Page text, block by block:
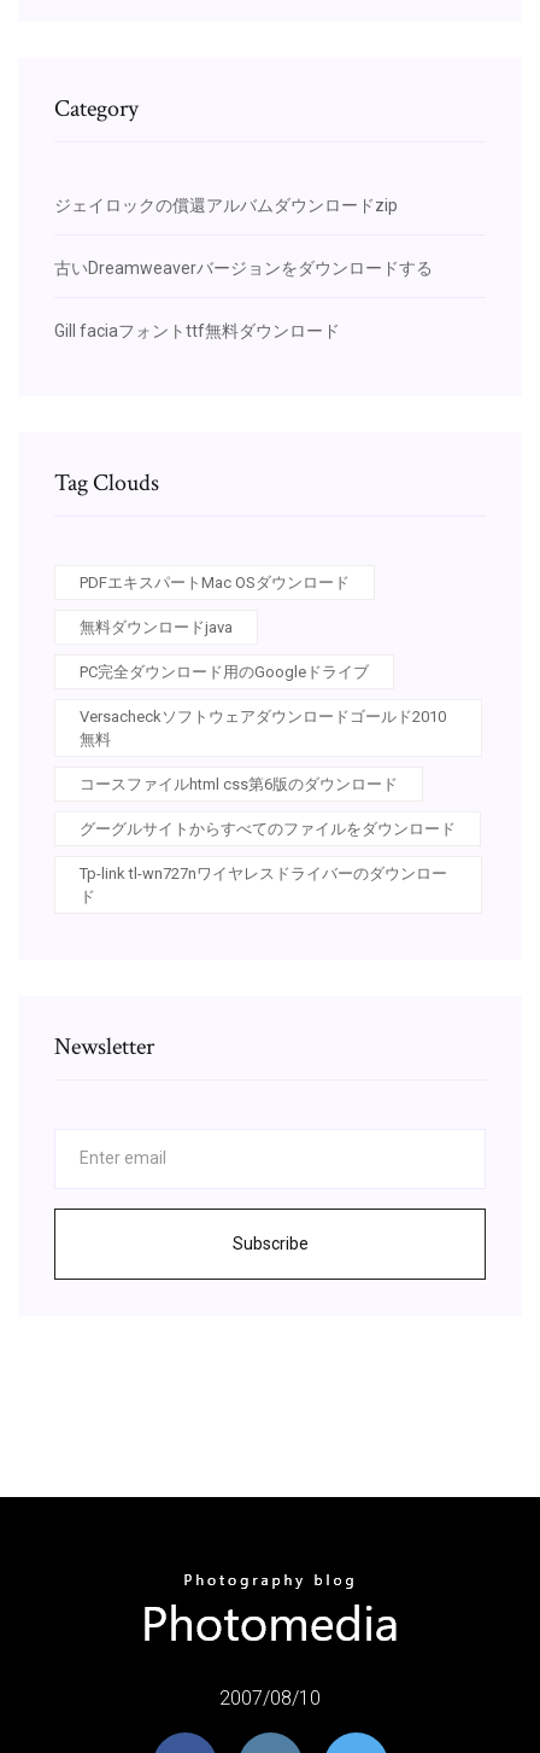
Category
ジェイロックの償還アルバムダウンロードzip
古いDreamweaverバージョンをダウンロードする
Gill faciaフォントttf無料ダウンロード
Tag Clouds
PDFエキスパートMac OSダウンロード
無料ダウンロードjava
PC完全ダウンロード用のGoogleドライブ
Versacheckソフトウェアダウンロードゴールド2010
無料
コースファイルhtml css第6版のダウンロード
グーグルサイトからすべてのファイルをダウンロード
Tp-link tl-wn727nワイヤレスドライバーのダウンロー
ド
Newsletter
Subscribe
2007/08/10